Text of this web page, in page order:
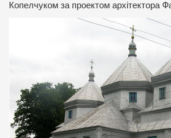
Копелчуком за проектом архітектора